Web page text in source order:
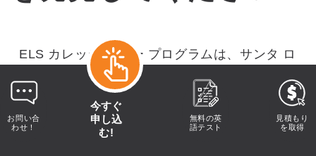
お問い合
わせ！
見積もり
を取得
無料の英
語テスト
今すぐ
申し込
む!
ELS カレッジ イヤー プログラムは、サンタ ロ
ーザ ジュニア カレッジとの提携により提供さ
れています。当社の提携先を調べて、自分にと
って最適な選択かどうかを確認してください。